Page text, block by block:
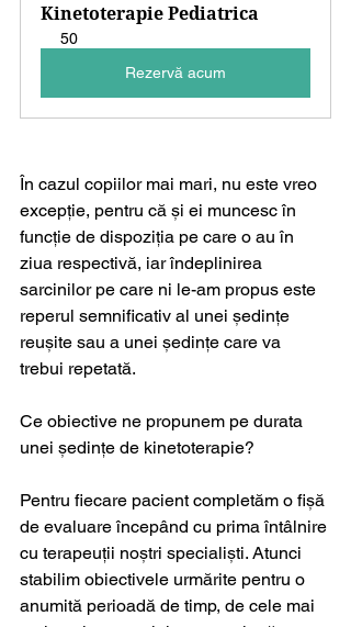
Kinetoterapie Pediatrica
50
Rezervă acum
În cazul copiilor mai mari, nu este vreo
excepție, pentru că și ei muncesc în
funcție de dispoziția pe care o au în
ziua respectivă, iar îndeplinirea
sarcinilor pe care ni le-am propus este
reperul semnificativ al unei ședințe
reușite sau a unei ședințe care va
trebui repetată.
Ce obiective ne propunem pe durata
unei ședințe de kinetoterapie?
Pentru fiecare pacient completăm o fișă
de evaluare începând cu prima întâlnire
cu terapeuții noștri specialiști. Atunci
stabilim obiectivele urmărite pentru o
anumită perioadă de timp, de cele mai